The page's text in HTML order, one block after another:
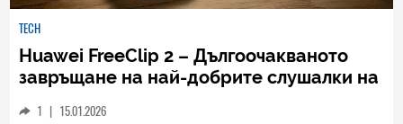
TECH
Huawei FreeClip 2 – Дългоочакваното
завръщане на най-добрите слушалки на
1 | 15.01.2026